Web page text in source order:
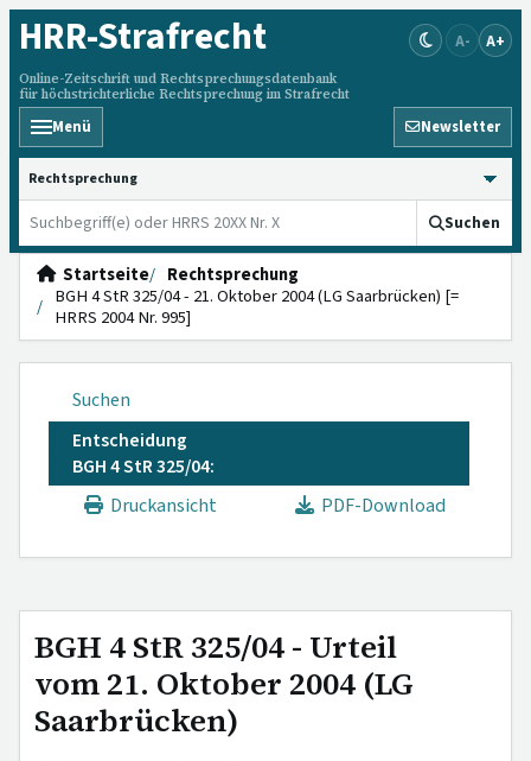
HRR-Strafrecht
Online-Zeitschrift und Rechtsprechungsdatenbank
für höchstrichterliche Rechtsprechung im Strafrecht
A- A+
Menü Newsletter
HRRS durchsuchen
Suchen
Startseite
Rechtsprechung
BGH 4 StR 325/04 - 21. Oktober 2004 (LG Saarbrücken) [=
HRRS 2004 Nr. 995]
Suchen
Entscheidung
BGH 4 StR 325/04:
Druckansicht
PDF-Download
BGH 4 StR 325/04 - Urteil
vom 21. Oktober 2004 (LG
Saarbrücken)